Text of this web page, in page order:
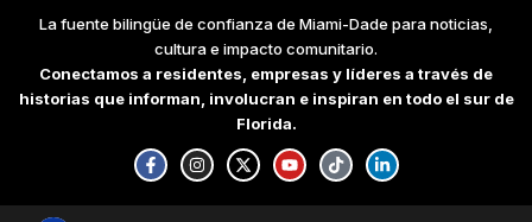
content
La fuente bilingüe de confianza de Miami-Dade para noticias,
cultura e impacto comunitario.
Conectamos a residentes, empresas y líderes a través de
historias que informan, involucran e inspiran en todo el sur de
Florida.
F
a
c
e
I
n
s
t
X
-
t
w
Y
o
u
t
T
i
k
t
L
i
n
k